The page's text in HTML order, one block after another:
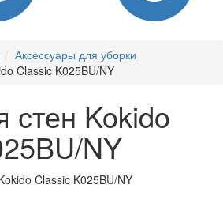
Аксессуары для уборки
Classic K025BU/NY
стен Kokido
NY